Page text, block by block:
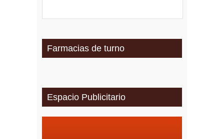
Farmacias de turno
Espacio Publicitario